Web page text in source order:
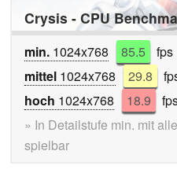
Crysis - CPU
min. 1024x768 85.5 fps
mittel 1024x768 29.8
hoch 1024x768 18.9
» In Detailstufe min. mit
spielbar